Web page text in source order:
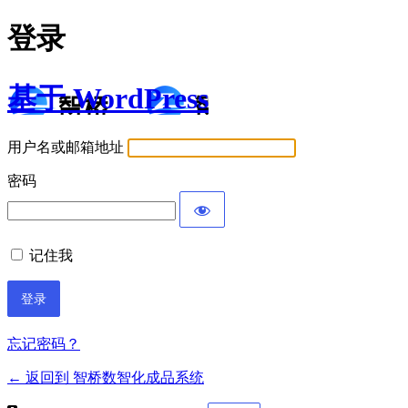
登录
基于 WordPress
用户名或邮箱地址
密码
记住我
忘记密码？
← 返回到 智桥数智化成品系统